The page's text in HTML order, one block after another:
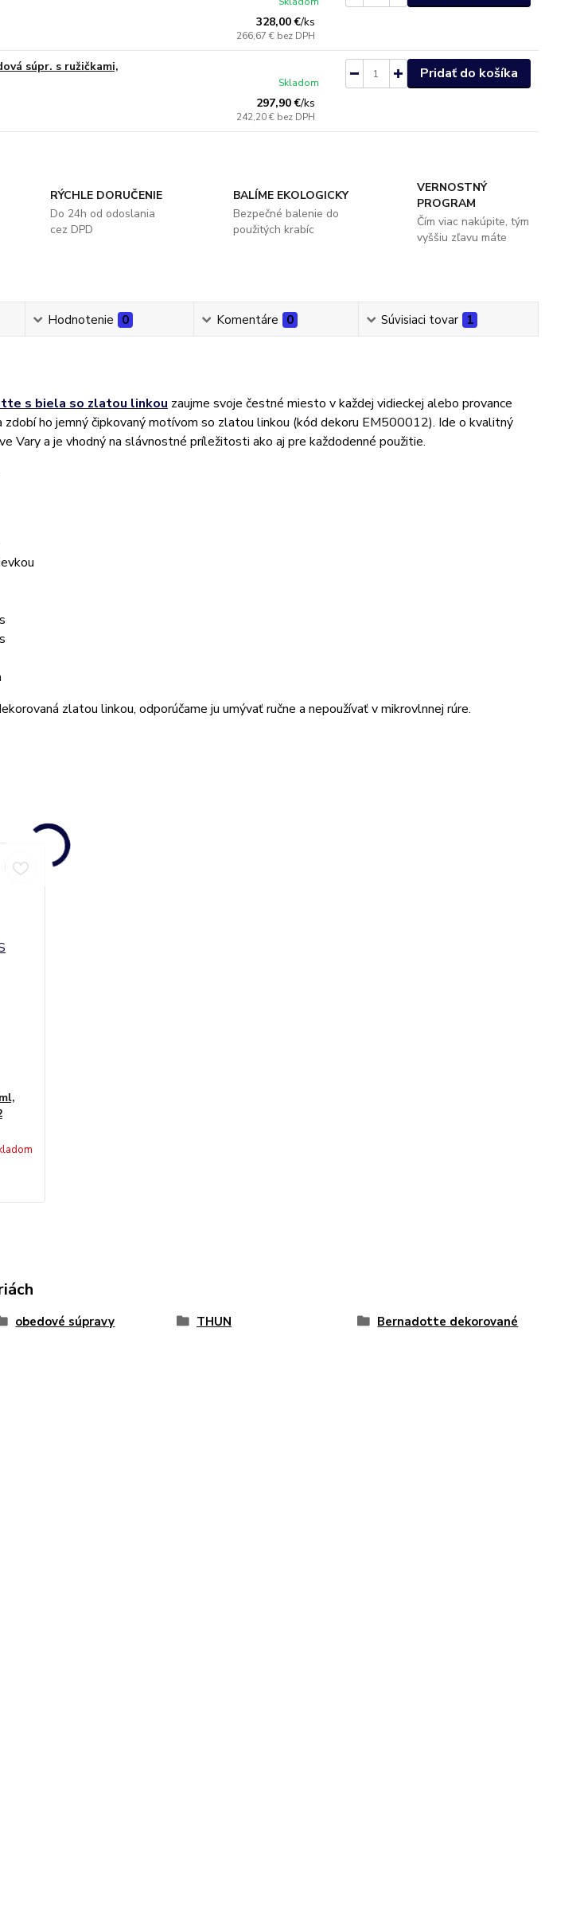
328,00 €/ks
266,67 € bez DPH
súpr. s ružičkami,
297,90 €/ks
242,20 € bez DPH
Skladom
Pridať do košíka
RÝCHLE DORUČENIE
Do 24h od odoslania
cez DPD
BALÍME EKOLOGICKY
Bezpečné balenie do
použitých krabíc
VERNOSTNÝ
PROGRAM
Čím viac nakúpite, tým
vyššiu zľavu máte
Hodnotenie 0 Komentáre 0 Súvisiaci tovar 1
s biela so zlatou linkou zaujme svoje čestné miesto v každej vidieckej alebo provance
zdobí ho jemný čipkovaný motívom so zlatou linkou (kód dekoru EM500012). Ide o kvalitný
Vary a je vhodný na slávnostné príležitosti ako aj pre každodenné použitie.
zlatou linkou, odporúčame ju umývať ručne a nepoužívať v mikrovlnnej rúre.
obedové súpravy THUN Bernadotte dekorované